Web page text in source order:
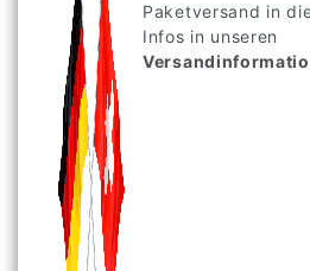
Paketversand in
Infos in unseren